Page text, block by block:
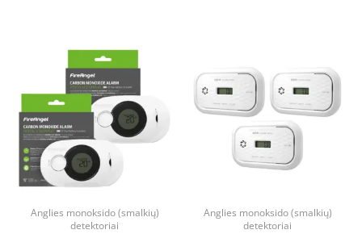
Anglies monoksido (smalkių)
detektoriai
Anglies monoksido (smalkių)
detektoriai